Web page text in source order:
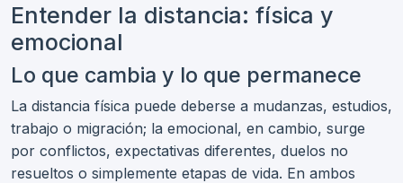
Entender la distancia: física y
emocional
Lo que cambia y lo que permanece
La distancia física puede deberse a mudanzas, estudios,
trabajo o migración; la emocional, en cambio, surge
por conflictos, expectativas diferentes, duelos no
resueltos o simplemente etapas de vida. En ambos